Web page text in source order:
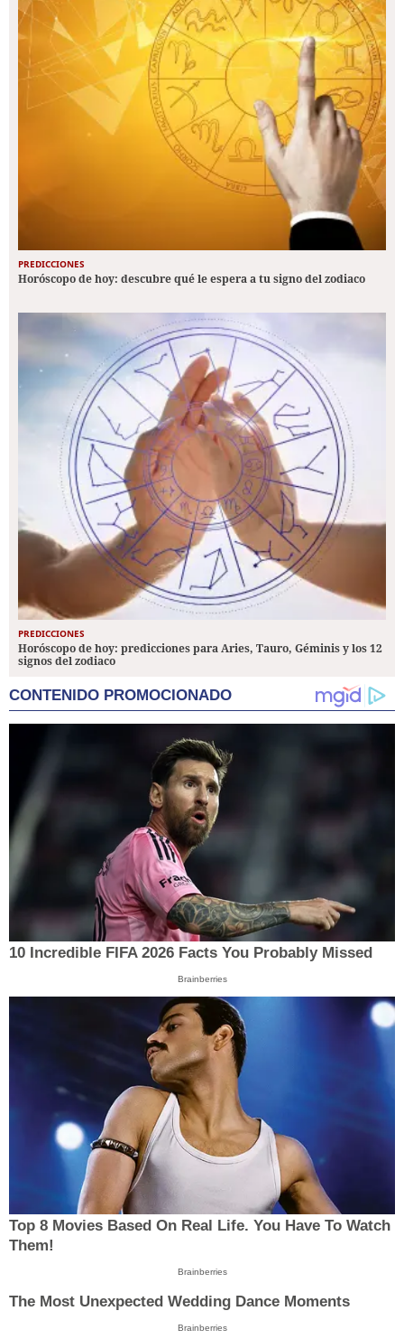
PREDICCIONES
Horóscopo de hoy: descubre qué le espera a tu signo del zodiaco
PREDICCIONES
Horóscopo de hoy: predicciones para Aries, Tauro, Géminis y los 12
signos del zodiaco
CONTENIDO PROMOCIONADO
10 Incredible FIFA 2026 Facts You Probably Missed
Brainberries
Top 8 Movies Based On Real Life. You Have To Watch
Them!
Brainberries
The Most Unexpected Wedding Dance Moments
Brainberries